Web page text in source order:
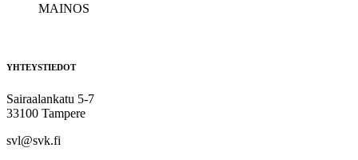
MAINOS
YHTEYSTIEDOT
Sairaalankatu 5-7
33100 Tampere
svl@svk.fi